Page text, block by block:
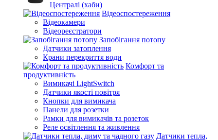
Централі (хаби)
Відеоспостереження
Відеокамери
Відеореєстратори
Запобігання потопу
Датчики затоплення
Крани перекриття води
Комфорт та
продуктивність
Вимикачі LightSwitch
Датчики якості повітря
Кнопки для вимикача
Панели для розетки
Рамки для вимикачів та розеток
Реле освітлення та живлення
Датчики тепла,